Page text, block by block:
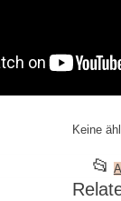
Keine
📂